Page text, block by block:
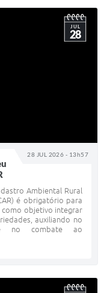
28 JUL 2026 - 13h57
JUL
28
Ambiental Rural
é obrigatório para
como objetivo integrar
auxiliando no
no combate ao